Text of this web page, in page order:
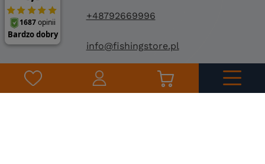
+48792669996
info@fishingstore.pl
FishingStore.pl